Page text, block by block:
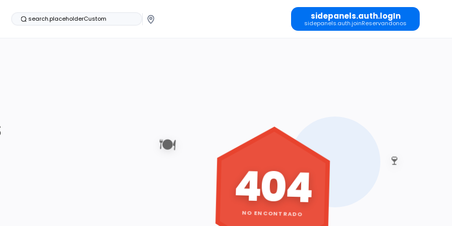
search.placeholderCustom sidepanels.auth.logIn
sidepanels.auth.joinReservandonos
🍽️
🍷
404
NO ENCONTRADO